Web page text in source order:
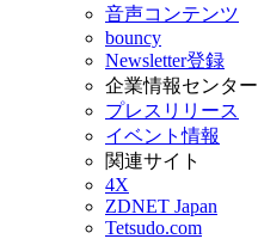
音声コンテンツ
bouncy
Newsletter登録
企業情報センター
プレスリリース
イベント情報
関連サイト
4X
ZDNET Japan
Tetsudo.com